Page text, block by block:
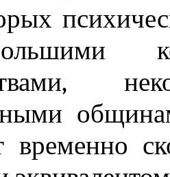
временно